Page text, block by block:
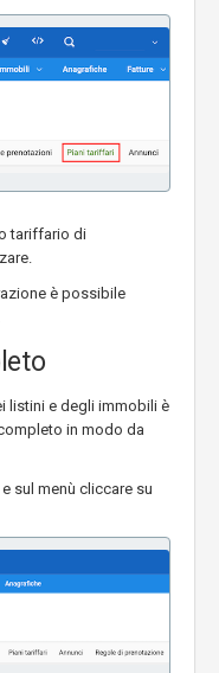
tariffario di
è possibile
listini e degli immobili è
in modo da
sul menù cliccare su